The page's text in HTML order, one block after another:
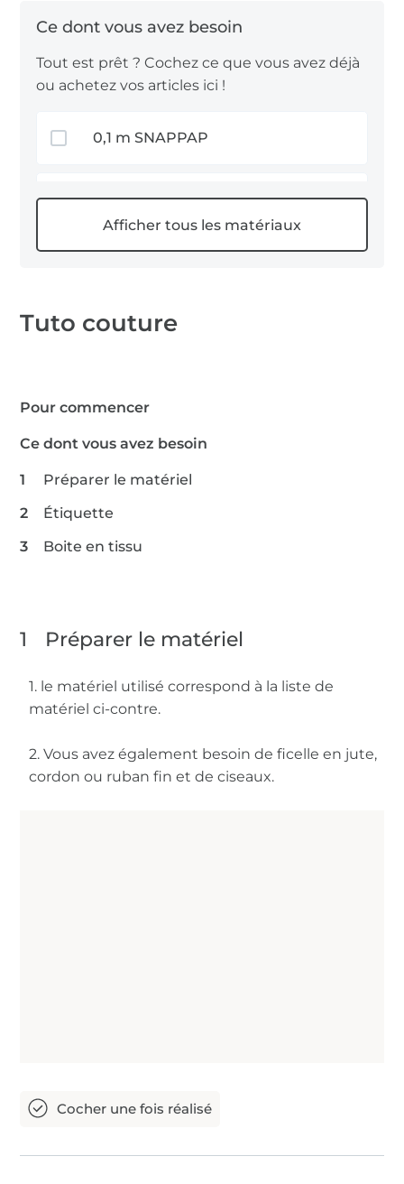
Tout est prêt ? Cochez ce que vous avez déjà
ou achetez vos articles ici !
0,1 m SNAPPAP
Oeillets & rivets couture
Tuto couture
Pour commencer
Ce dont vous avez besoin
Préparer le matériel
Étiquette
Boite en tissu
1 Préparer le matériel
1. le matériel utilisé correspond à la liste de
matériel ci-contre.
2. Vous avez également besoin de ficelle en jute,
cordon ou ruban fin et de ciseaux.